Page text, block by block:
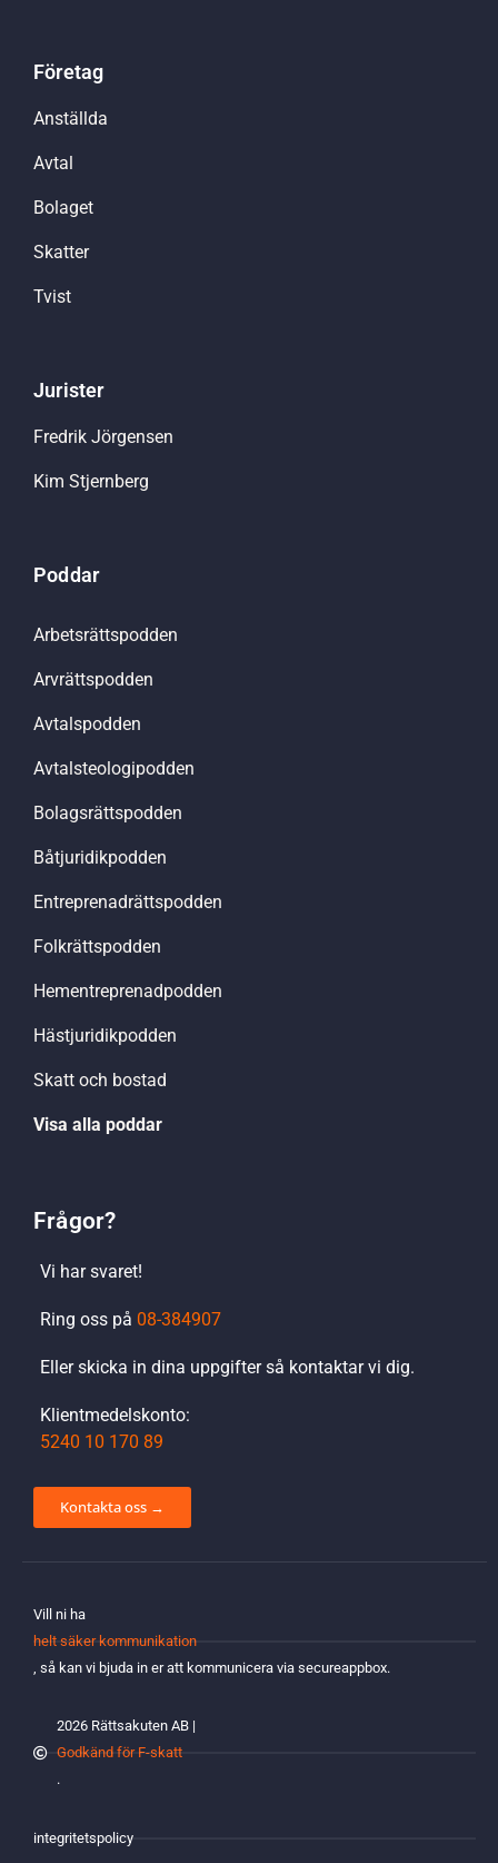
Företag
Anställda
Avtal
Bolaget
Skatter
Tvist
Jurister
Fredrik Jörgensen
Kim Stjernberg
Poddar
Arbetsrättspodden
Arvrättspodden
Avtalspodden
Avtalsteologipodden
Bolagsrättspodden
Båtjuridikpodden
Entreprenadrättspodden
Folkrättspodden
Hementreprenadpodden
Hästjuridikpodden
Skatt och bostad
Visa alla poddar
Frågor?
Vi har svaret!
Ring oss på 08-384907
Eller skicka in dina uppgifter så kontaktar vi dig.
Klientmedelskonto:
5240 10 170 89
Kontakta oss →
Vill ni ha
helt säker kommunikation
, så kan vi bjuda in er att kommunicera via secureappbox.
2026 Rättsakuten AB |
Godkänd för F-skatt
.
integritetspolicy